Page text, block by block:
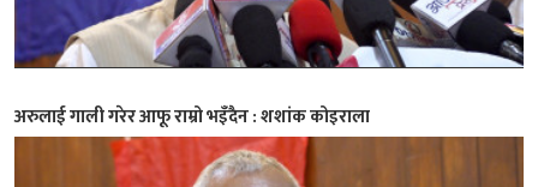
अरुलाई गाली गरेर आफू राम्रो भइँदैन : शशांक कोइराला